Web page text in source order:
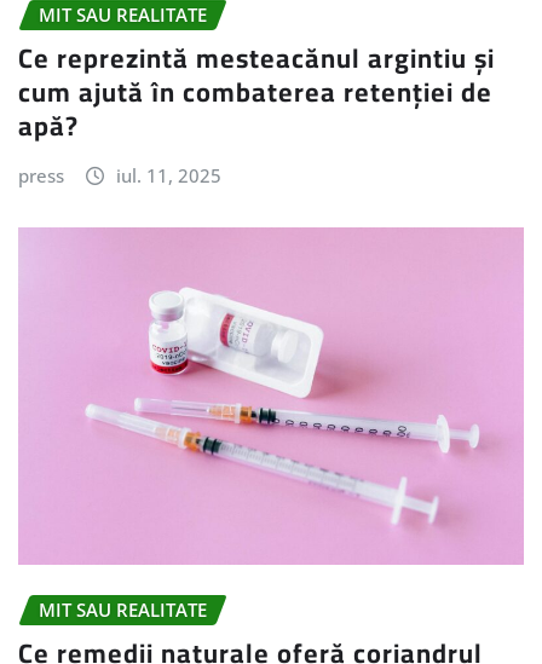
MIT SAU REALITATE
Ce reprezintă mesteacănul argintiu și
cum ajută în combaterea retenției de
apă?
press iul. 11, 2025
MIT SAU REALITATE
Ce remedii naturale oferă coriandrul